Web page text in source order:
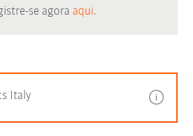
se agora aqui.
Italy